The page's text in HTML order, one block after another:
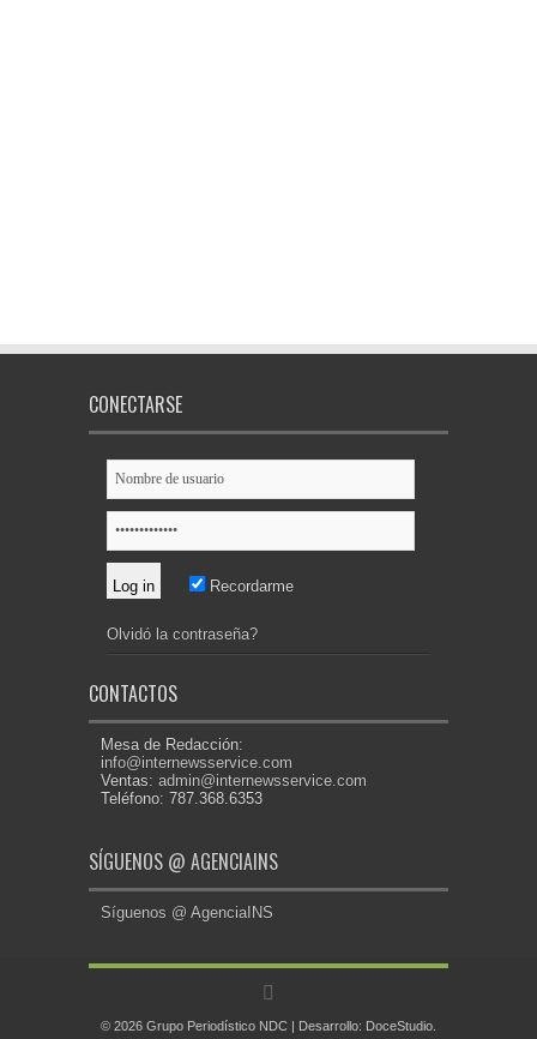
CONECTARSE
Recordarme
Olvidó la contraseña?
CONTACTOS
Mesa de Redacción:
info@internewsservice.com
Ventas: admin@internewsservice.com
Teléfono: 787.368.6353
SÍGUENOS @ AGENCIAINS
Síguenos @ AgenciaINS
© 2026 Grupo Periodístico NDC | Desarrollo: DoceStudio